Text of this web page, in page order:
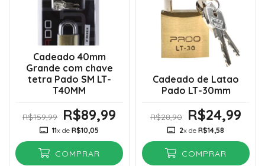
Cadeado 40mm
Grande com chave
tetra Pado SM LT-
T40MM
R$159,99 R$89,99
11x de R$10,05
COMPRAR
Cadeado de Latao
Pado LT-30mm
R$28,90 R$24,99
2x deR$14,58
COMPRAR